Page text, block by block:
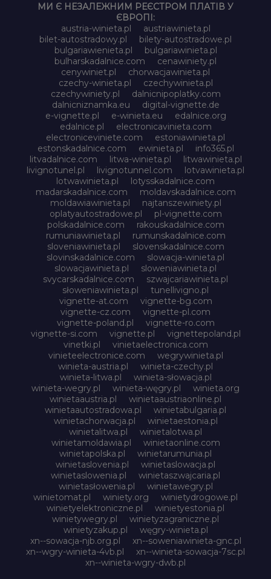
МИ Є НЕЗАЛЕЖНИМ РЕЄСТРОМ ПЛАТІВ У
ЄВРОПІ:
austria-winieta.pl
austriawinieta.pl
bilet-autostradowy.pl
bilety-autostradowe.pl
bulgariawienieta.pl
bulgariawinieta.pl
bulharskadalnice.com
cenawiniety.pl
cenywiniet.pl
chorwacjawinieta.pl
czechy-winieta.pl
czechywinieta.pl
czechywiniety.pl
dalnicnipoplatky.com
dalnicniznamka.eu
digital-vignette.de
e-vignette.pl
e-winieta.eu
edalnice.org
edalnice.pl
electronicavinieta.com
electroniceviniete.com
estoniawinieta.pl
estonskadalnice.com
ewinieta.pl
info365.pl
litvadalnice.com
litwa-winieta.pl
litwawinieta.pl
livignotunel.pl
livignotunnel.com
lotvawinieta.pl
lotwawinieta.pl
lotysskadalnice.com
madarskadalnice.com
moldavskadalnice.com
moldawiawinieta.pl
najtanszewiniety.pl
oplatyautostradowe.pl
pl-vignette.com
polskadalnice.com
rakouskadalnice.com
rumuniawinieta.pl
rumunskadalnice.com
sloveniawinieta.pl
slovenskadalnice.com
slovinskadalnice.com
slowacja-winieta.pl
slowacjawinieta.pl
sloweniawinieta.pl
svycarskadalnice.com
szwajcariawinieta.pl
słoweniawinieta.pl
tunellivigno.pl
vignette-at.com
vignette-bg.com
vignette-cz.com
vignette-pl.com
vignette-poland.pl
vignette-ro.com
vignette-si.com
vignette.pl
vignettepoland.pl
vinetki.pl
vinietaelectronica.com
vinieteelectronice.com
wegrywinieta.pl
winieta-austria.pl
winieta-czechy.pl
winieta-litwa.pl
winieta-słowacja.pl
winieta-wegry.pl
winieta-węgry.pl
winieta.org
winietaaustria.pl
winietaaustriaonline.pl
winietaautostradowa.pl
winietabulgaria.pl
winietachorwacja.pl
winietaestonia.pl
winietalitwa.pl
winietalotwa.pl
winietamoldawia.pl
winietaonline.com
winietapolska.pl
winietarumunia.pl
winietaslovenia.pl
winietaslowacja.pl
winietaslowenia.pl
winietaszwajcaria.pl
winietasłowenia.pl
winietawegry.pl
winietomat.pl
winiety.org
winietydrogowe.pl
winietyelektroniczne.pl
winietyestonia.pl
winietywegry.pl
winietyzagraniczne.pl
winietyzakup.pl
węgry-winieta.pl
xn--sowacja-njb.org.pl
xn--soweniawinieta-gnc.pl
xn--wgry-winieta-4vb.pl
xn--winieta-sowacja-7sc.pl
xn--winieta-wgry-dwb.pl